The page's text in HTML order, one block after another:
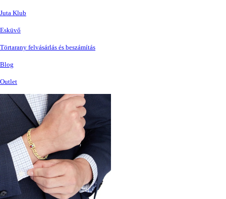
Juta Klub
Esküvő
Törtarany felvásárlás és beszámítás
Blog
Outlet